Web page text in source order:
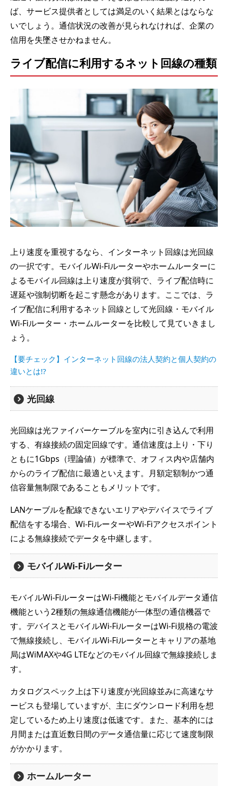
ば、サービス提供者としては満足のいく結果とはならな
いでしょう。通信状況の改善が見られなければ、企業の
信用を失墜させかねません。
ライブ配信に利用するネット回線の種類
上り速度を重視するなら、インターネット回線は光回線
の一択です。モバイルWi-Fiルーターやホームルーターに
よるモバイル回線は上り速度が貧弱で、ライブ配信時に
遅延や強制切断を起こす懸念があります。ここでは、ラ
イブ配信に利用するネット回線として光回線・モバイル
Wi-Fiルーター・ホームルーターを比較して見ていきまし
ょう。
【要チェック】インターネット回線の法人契約と個人契約の
違いとは!?
光回線
光回線は光ファイバーケーブルを室内に引き込んで利用
する、有線接続の固定回線です。通信速度は上り・下り
ともに1Gbps（理論値）が標準で、オフィス内や店舗内
からのライブ配信に最適といえます。月額定額制かつ通
信容量無制限であることもメリットです。
LANケーブルを配線できないエリアやデバイスでライブ
配信をする場合、Wi-FiルーターやWi-Fiアクセスポイント
による無線接続でデータを中継します。
モバイルWi-Fiルーター
モバイルWi-FiルーターはWi-Fi機能とモバイルデータ通信
機能という2種類の無線通信機能が一体型の通信機器で
す。デバイスとモバイルWi-FiルーターはWi-Fi規格の電波
で無線接続し、モバイルWi-Fiルーターとキャリアの基地
局はWiMAXや4G LTEなどのモバイル回線で無線接続しま
す。
カタログスペック上は下り速度が光回線並みに高速なサ
ービスも登場していますが、主にダウンロード利用を想
定しているため上り速度は低速です。また、基本的には
月間または直近数日間のデータ通信量に応じて速度制限
がかかります。
ホームルーター